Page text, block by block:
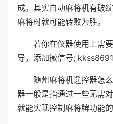
成。其实自动麻将机有破
麻将时就可能转败为胜。
若你在仪器使用上需
导，添加微信号; kkss8691
随州麻将机遥控器怎
器一般是指通过一些无需
就能实现控制麻将牌功能的